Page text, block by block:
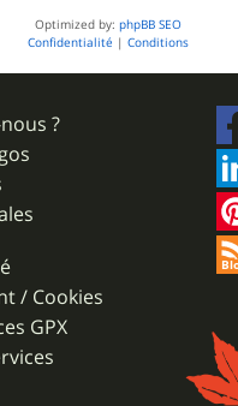
Optimized by: phpBB SEO
Confidentialité | Conditions
?
/ Cookies
GPX